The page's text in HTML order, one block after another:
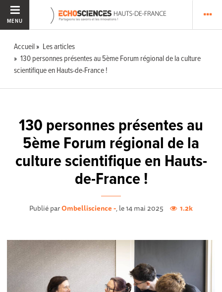
MENU
Accueil
Les articles
130 personnes présentes au 5ème Forum régional de la culture
scientifique en Hauts-de-France !
130 personnes présentes au
5ème Forum régional de la
culture scientifique en Hauts-
de-France !
Publié parOmbelliscience -, le 14 mai 2025 1.2k